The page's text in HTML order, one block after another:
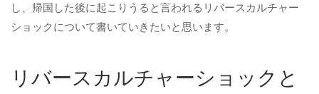
し、帰国した後に起こりうると言われるリバースカルチャー
ショックについて書いていきたいと思います。
リバースカルチャーショックと